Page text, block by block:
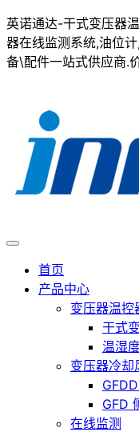
英诺通达-干式变压器
器在线监测系统,油位
备\配件一站式供应商.
首页
产品中心
变压器温控
干式
温湿
变压器冷却
GFD
在线监测